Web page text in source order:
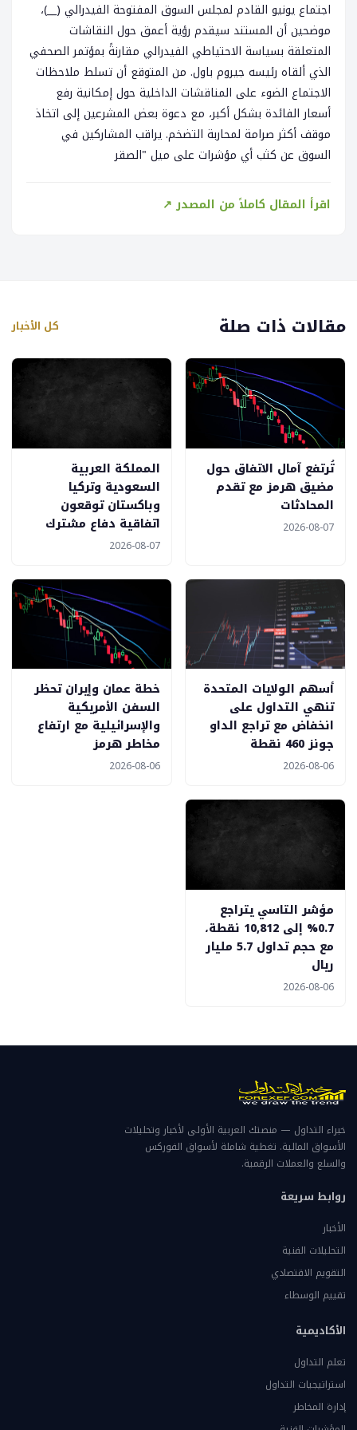
اجتماع يونيو القادم لمجلس السوق المفتوحة الفيدرالي (__)،
موضحين أن المستند سيقدم رؤية أعمق حول النقاشات
المتعلقة بسياسة الاحتياطي الفيدرالي مقارنةً بمؤتمر الصحفي
الذي ألقاه رئيسه جيروم باول. من المتوقع أن تسلط ملاحظات
الاجتماع الضوء على المناقشات الداخلية حول إمكانية رفع
أسعار الفائدة بشكل أكبر، مع دعوة بعض المشرعين إلى اتخاذ
موقف أكثر صرامة لمحاربة التضخم. يراقب المشاركين في
السوق عن كثب أي مؤشرات على ميل "الصقر
اقرأ المقال كاملاً من المصدر ↗
مقالات ذات صلة كل الأخبار
تُرتفع آمال الاتفاق حول
مضيق هرمز مع تقدم
المحادثات
2026-08-07
المملكة العربية
السعودية وتركيا
وباكستان توقعون
اتفاقية دفاع مشترك
2026-08-07
أسهم الولايات المتحدة
تنهي التداول على
انخفاض مع تراجع الداو
جونز 460 نقطة
2026-08-06
خطة عمان وإيران تحظر
السفن الأمريكية
والإسرائيلية مع ارتفاع
مخاطر هرمز
2026-08-06
مؤشر التاسي يتراجع
0.7% إلى 10,812 نقطة،
مع حجم تداول 5.7 مليار
ريال
2026-08-06
خبراء التداول — منصتك العربية الأولى لأخبار وتحليلات
الأسواق المالية. تغطية شاملة لأسواق الفوركس
والسلع والعملات الرقمية.
روابط سريعة
الأخبار
التحليلات الفنية
التقويم الاقتصادي
تقييم الوسطاء
الأكاديمية
تعلم التداول
استراتيجيات التداول
إدارة المخاطر